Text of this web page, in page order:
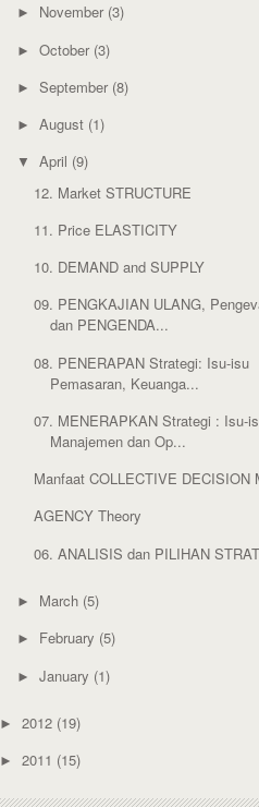
► November (3)
► October (3)
► September (8)
► August (1)
▼ April (9)
12. Market STRUCTURE
11. Price ELASTICITY
10. DEMAND and SUPPLY
09. PENGKAJIAN ULANG,
dan PENGENDA...
08. PENERAPAN Strategi: Isu-isu
Pemasaran, Keuanga...
07. MENERAPKAN Strategi : Isu-
Manajemen dan Op...
Manfaat COLLECTIVE DECISION
AGENCY Theory
06. ANALISIS dan PILIHAN
► March (5)
► February (5)
► January (1)
► 2012 (19)
► 2011 (15)